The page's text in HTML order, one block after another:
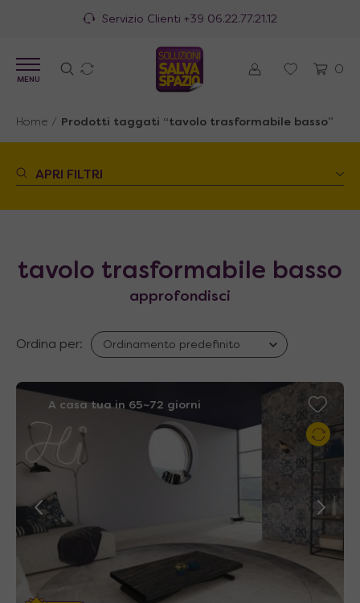
Servizio Clienti +39 06.22.77.21.12
0
MENU
Home / Prodotti taggati “tavolo trasformabile basso”
APRI FILTRI
tavolo trasformabile basso
approfondisci
Ordina per:
A casa tua in 65~72 giorni